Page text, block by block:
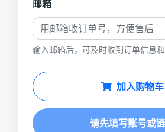
邮箱
输入邮箱后，可及时收到订单信息和
加入购物车
请先填写账号或